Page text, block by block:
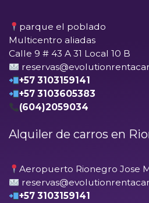
parque el poblado
Multicentro aliadas
Calle 9 # 43 A 31 Local 10 B
+57 3103159141
+57 3103605383
(604)2059034
Alquiler de carros en
Aeropuerto Rionegro Jose
+57 3103159141